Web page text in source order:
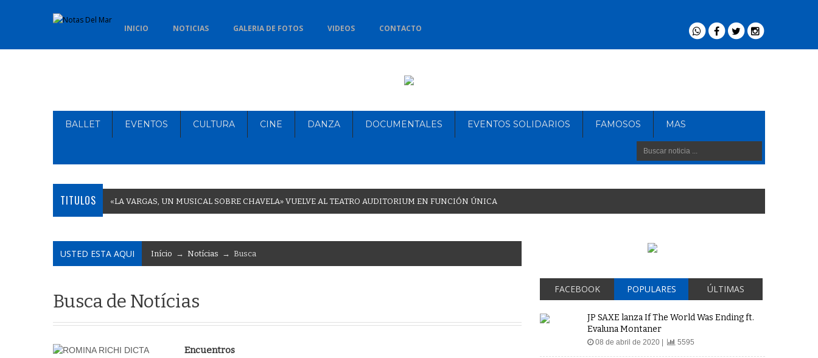
INICIO NOTICIAS GALERIA DE FOTOS VIDEOS CONTACTO
BALLET EVENTOS CULTURA CINE DANZA DOCUMENTALES EVENTOS SOLIDARIOS FAMOSOS MAS
TITULOS «LA VARGAS, UN MUSICAL SOBRE CHAVELA» VUELVE AL TEATRO AUDITORIUM EN FUNCIÓN ÚNICA
USTED ESTA AQUI Início → Notícias → Busca
Busca de Notícias
Encuentros
FACEBOOK POPULARES ÚLTIMAS
JP SAXE lanza If The World Was Ending ft.
Evaluna Montaner
08 de abril de 2020 | 5595